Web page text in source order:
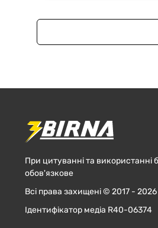
При цитуванні та використанні
обов'язкове
Всі права захищені © 2017 -
Ідентифікатор медіа R40-06374